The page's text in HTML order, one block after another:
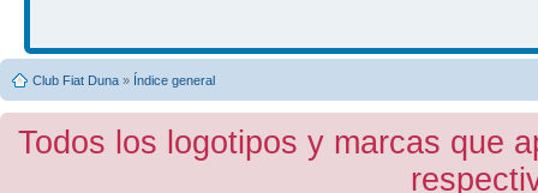
Club Fiat Duna » Índice general
Todos los logotipos y marcas que